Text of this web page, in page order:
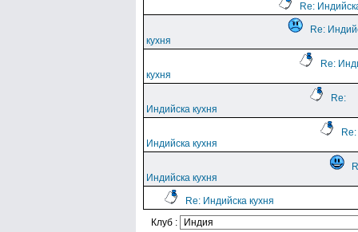
Re:
Re:
кухня
Re:
кухня
Re:
Индийска кухня
Re:
Индийска кухня
Индийска кухня
Re: Индийска кухня
Клуб :